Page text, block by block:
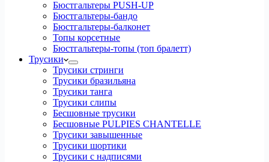
Бюстгальтеры PUSH-UP
Бюстгальтеры-бандо
Бюстгальтеры-балконет
Топы корсетные
Бюстгальтеры-топы (топ бралетт)
Трусики
Трусики стринги
Трусики бразильяна
Трусики танга
Трусики слипы
Бесшовные трусики
Бесшовные PULPIES CHANTELLE
Трусики завышенные
Трусики шортики
Трусики с надписями